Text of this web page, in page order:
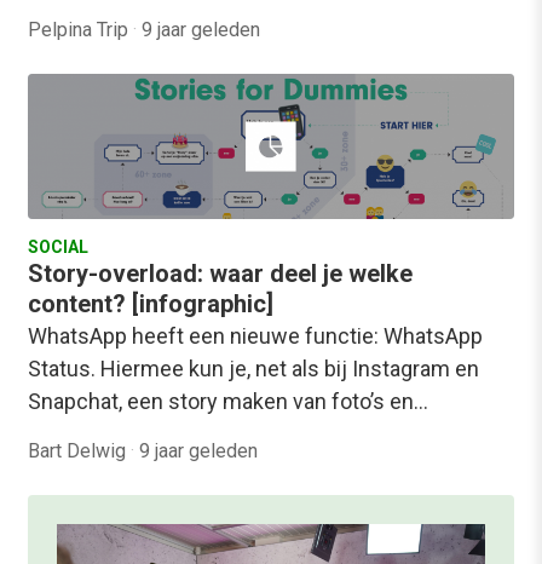
Pelpina Trip · 9 jaar geleden
SOCIAL
Story-overload: waar deel je welke
content? [infographic]
WhatsApp heeft een nieuwe functie: WhatsApp
Status. Hiermee kun je, net als bij Instagram en
Snapchat, een story maken van foto’s en…
Bart Delwig · 9 jaar geleden